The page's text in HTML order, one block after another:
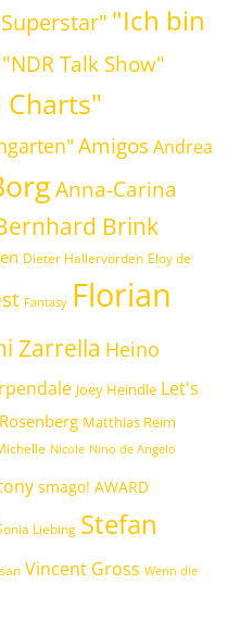
"Ich bin
"NDR Talk Show"
Amigos Andrea
Anna-Carina
Brink
Dieter Hallervorden Eloy de
Fantasy Florian
Zarrella Heino
Joey Heindle Let's
Matthias Reim
Nicole Nino de Angelo
smago! AWARD
Liebing Stefan
Vincent Gross Wenn die